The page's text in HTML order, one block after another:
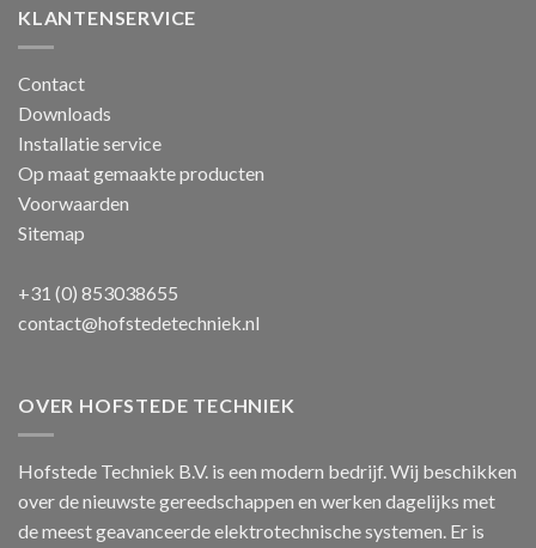
KLANTENSERVICE
Contact
Downloads
Installatie service
Op maat gemaakte producten
Voorwaarden
Sitemap
+31 (0) 853038655
contact@hofstedetechniek.nl
OVER HOFSTEDE TECHNIEK
Hofstede Techniek B.V. is een modern bedrijf. Wij beschikken
over de nieuwste gereedschappen en werken dagelijks met
de meest geavanceerde elektrotechnische systemen. Er is